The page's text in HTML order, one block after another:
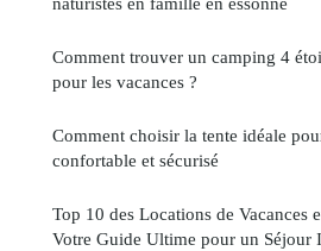
Comment trouver un camping 4
pour les vacances ?
Comment choisir la tente idéale
confortable et sécurisé
Top 10 des Locations de Vacances
Votre Guide Ultime pour un Séjour